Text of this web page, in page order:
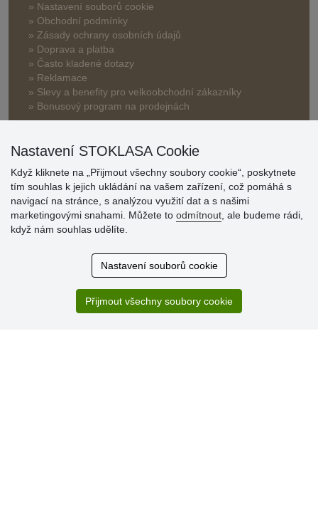
» Nastavení souborů cookie
» Obchodní podmínky
» Zásady ochrany osobních údajů
» Doprava a platba
» Často kladené dotazy
» Reklamace
» Slevy a benefity pro velkoobchodní zákazníky
» Bonusový program na prodejnách
Hodnocení
zákazníků
Super obchod, kvalitní zboží za slušné ceny. Vřele
Nastavení STOKLASA Cookie
Když kliknete na „Přijmout všechny soubory cookie“, poskytnete
tím souhlas k jejich ukládání na vašem zařízení, což pomáhá s
navigací na stránce, s analýzou využití dat a s našimi
marketingovými snahami. Můžete to odmítnout , ale budeme rádi,
když nám souhlas udělíte.
Nastavení souborů cookie
Přijmout všechny soubory cookie